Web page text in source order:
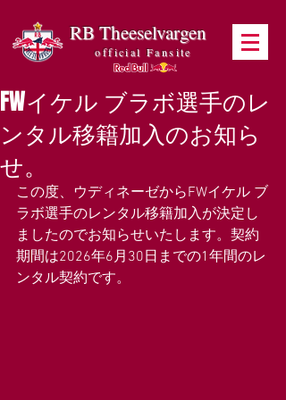
RB Theeselvargen
official Fansite
FWイケル ブラボ選手のレ
ンタル移籍加入のお知ら
せ。
この度、ウディネーゼからFWイケル ブ
ラボ選手のレンタル移籍加入が決定し
ましたのでお知らせいたします。契約
期間は2026年6月30日までの1年間のレ
ンタル契約です。